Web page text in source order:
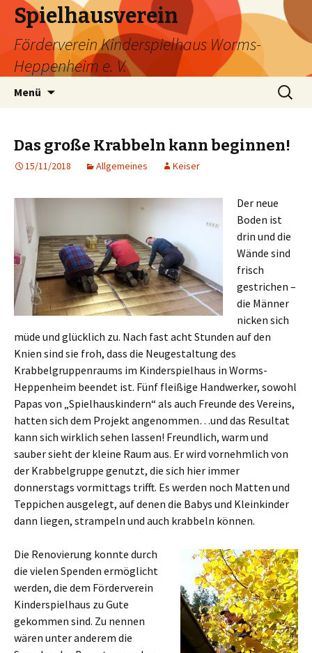
Spielhausverein
Förderverein Kinderspielhaus Worms-
Heppenheim e. V.
Menü
Suche
nach:
Das große Krabbeln kann beginnen!
15/11/2018 Allgemeines Keiser
Der neue
Boden ist
drin und die
Wände sind
frisch
gestrichen –
die Männer
nicken sich
müde und glücklich zu. Nach fast acht Stunden auf den
Knien sind sie froh, dass die Neugestaltung des
Krabbelgruppenraums im Kinderspielhaus in Worms-
Heppenheim beendet ist. Fünf fleißige Handwerker, sowohl
Papas von „Spielhauskindern“ als auch Freunde des Vereins,
hatten sich dem Projekt angenommen…und das Resultat
kann sich wirklich sehen lassen! Freundlich, warm und
sauber sieht der kleine Raum aus. Er wird vornehmlich von
der Krabbelgruppe genutzt, die sich hier immer
donnerstags vormittags trifft. Es werden noch Matten und
Teppichen ausgelegt, auf denen die Babys und Kleinkinder
dann liegen, strampeln und auch krabbeln können.
Die Renovierung konnte durch
die vielen Spenden ermöglicht
werden, die dem Förderverein
Kinderspielhaus zu Gute
gekommen sind. Zu nennen
wären unter anderem die